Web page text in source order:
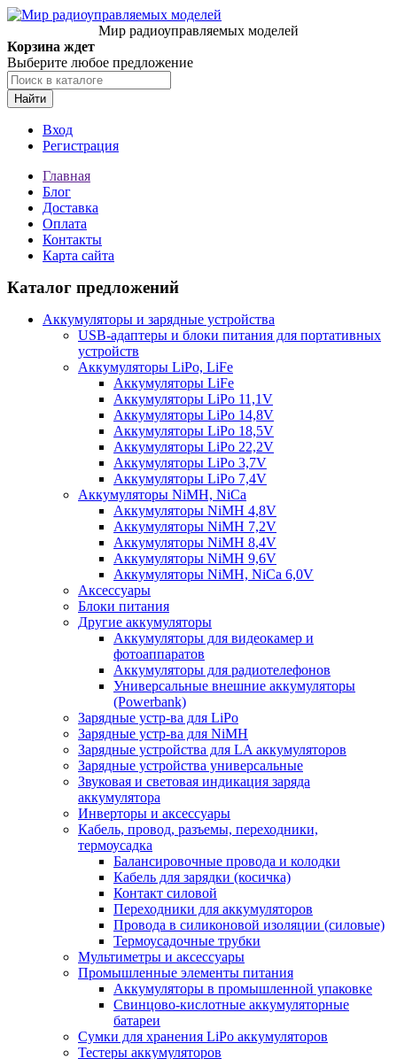
Мир радиоуправляемых моделей
Корзина ждет
Выберите любое предложение
Найти
Вход
Регистрация
Главная
Блог
Доставка
Оплата
Контакты
Карта сайта
Каталог предложений
Аккумуляторы и зарядные устройства
USB-адаптеры и блоки питания для портативных
устройств
Аккумуляторы LiPo, LiFe
Аккумуляторы LiFe
Аккумуляторы LiPo 11,1V
Аккумуляторы LiPo 14,8V
Аккумуляторы LiPo 18,5V
Аккумуляторы LiPo 22,2V
Аккумуляторы LiPo 3,7V
Аккумуляторы LiPo 7,4V
Аккумуляторы NiMH, NiCa
Аккумуляторы NiMH 4,8V
Аккумуляторы NiMH 7,2V
Аккумуляторы NiMH 8,4V
Аккумуляторы NiMH 9,6V
Аккумуляторы NiMH, NiCa 6,0V
Аксессуары
Блоки питания
Другие аккумуляторы
Аккумуляторы для видеокамер и
фотоаппаратов
Аккумуляторы для радиотелефонов
Универсальные внешние аккумуляторы
(Powerbank)
Зарядные устр-ва для LiPo
Зарядные устр-ва для NiMH
Зарядные устройства для LA аккумуляторов
Зарядные устройства универсальные
Звуковая и световая индикация заряда
аккумулятора
Инверторы и аксессуары
Кабель, провод, разъемы, переходники,
термоусадка
Балансировочные провода и колодки
Кабель для зарядки (косичка)
Контакт силовой
Переходники для аккумуляторов
Провода в силиконовой изоляции (силовые)
Термоусадочные трубки
Мультиметры и аксессуары
Промышленные элементы питания
Аккумуляторы в промышленной упаковке
Свинцово-кислотные аккумуляторные
батареи
Сумки для хранения LiPo аккумуляторов
Тестеры аккумуляторов